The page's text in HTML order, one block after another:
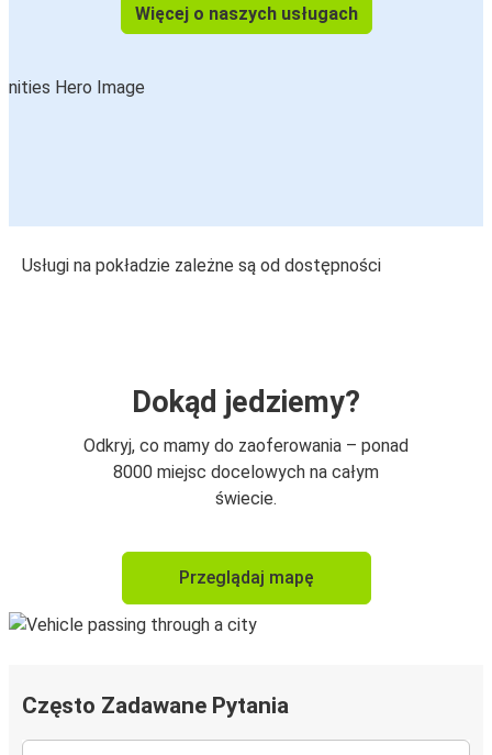
Więcej o naszych usługach
Usługi na pokładzie zależne są od dostępności
Dokąd jedziemy?
Odkryj, co mamy do zaoferowania – ponad
8000 miejsc docelowych na całym
świecie.
Przeglądaj mapę
Często Zadawane Pytania